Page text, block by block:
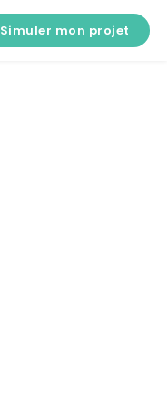
Simuler mon projet